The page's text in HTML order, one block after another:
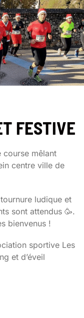
FESTIVE
course mêlant
centre ville de
ludique et
sont attendus 🥳.
bienvenus !
sportive Les
et d’éveil